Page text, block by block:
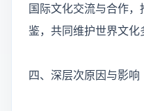
国际文化交流与合作
鉴，共同维护世界文化
四、深层次原因与影响